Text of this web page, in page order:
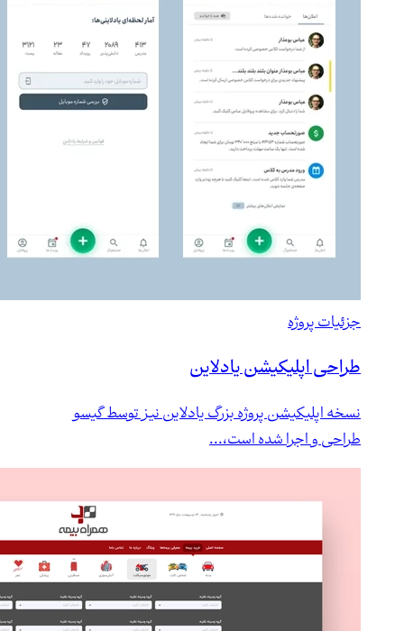
جزئیات پروژه
طراحی اپلیکیشن یادلاین
نسخه اپلیکیشن پروژه بزرگ یادلاین نیز توسط گیسو
طراحی و اجرا شده است،...